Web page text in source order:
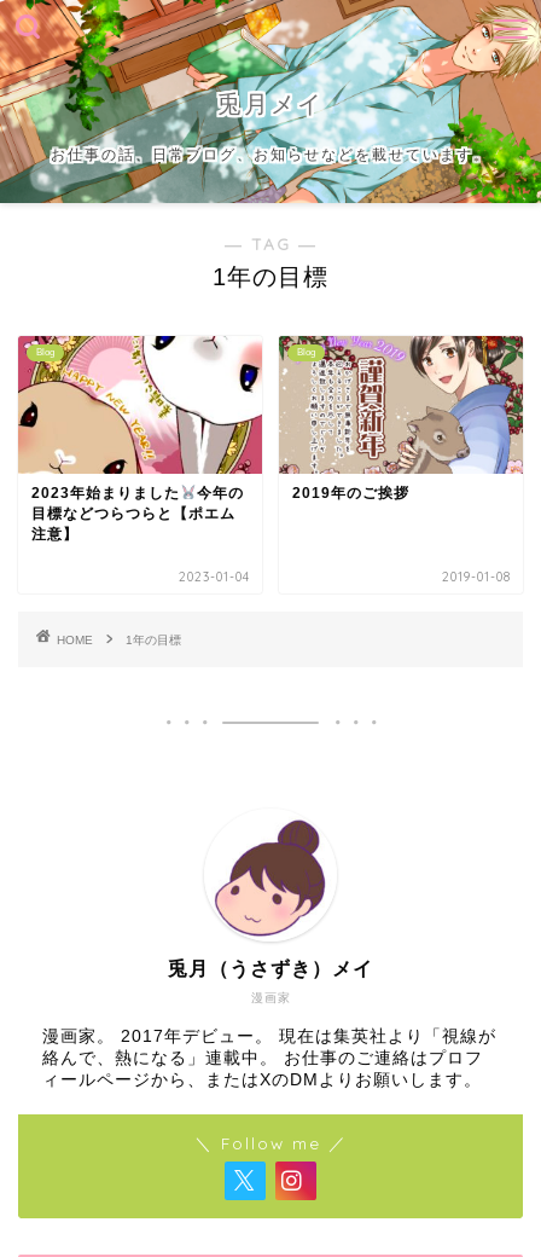
兎月メイ
お仕事の話、日常ブログ、お知らせなどを載せています。
― TAG ―
1年の目標
Blog
2023年始まりました
今年の
目標などつらつらと【ポエム
注意】
2023-01-04
Blog
2019年のご挨拶
2019-01-08
HOME 1年の目標
漫画家
兎月（うさずき）メイ
漫画家。 2017年デビュー。 現在は集英社より「視線が
絡んで、熱になる」連載中。 お仕事のご連絡はプロフ
ィールページから、またはXのDMよりお願いします。
＼ Follow me ／